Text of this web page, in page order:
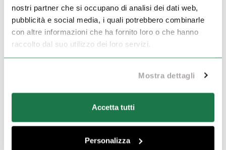
nostri partner che si occupano di analisi dei dati web,
pubblicità e social media, i quali potrebbero combinarle
con altre informazioni che ha fornito loro o che hanno
raccolto dal suo utilizzo dei loro servizi.
Mostra dettagli
Accetta tutti
Personalizza
NIKE JORDAN
LUKA 5
€129,95 -31% €90,95
PUMA
MB.05 CAMO
€124,95 -41% €74,95